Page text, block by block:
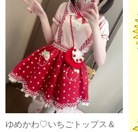
ゆめかわ♡いちごトップス＆